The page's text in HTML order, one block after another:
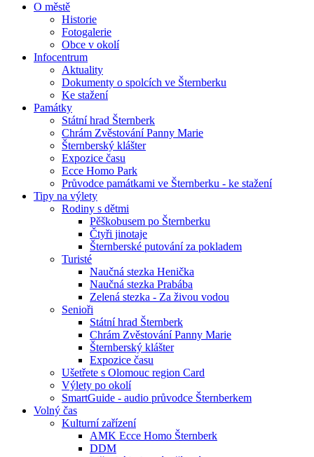
O městě
Historie
Fotogalerie
Obce v okolí
Infocentrum
Aktuality
Dokumenty o spolcích ve Šternberku
Ke stažení
Památky
Státní hrad Šternberk
Chrám Zvěstování Panny Marie
Šternberský klášter
Expozice času
Ecce Homo Park
Průvodce památkami ve Šternberku - ke stažení
Tipy na výlety
Rodiny s dětmi
Pěškobusem po Šternberku
Čtyři jinotaje
Šternberské putování za pokladem
Turisté
Naučná stezka Henička
Naučná stezka Prabába
Zelená stezka - Za živou vodou
Senioři
Státní hrad Šternberk
Chrám Zvěstování Panny Marie
Šternberský klášter
Expozice času
Ušetřete s Olomouc region Card
Výlety po okolí
SmartGuide - audio průvodce Šternberkem
Volný čas
Kulturní zařízení
AMK Ecce Homo Šternberk
DDM